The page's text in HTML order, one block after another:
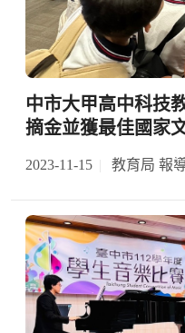
中市大甲高中科技
摘金並獲最佳國家
2023-11-15 教育局 報